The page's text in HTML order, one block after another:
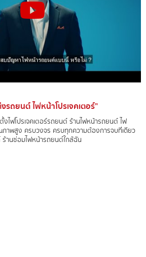
รถยนต์ ไฟหน้าโปรเจคเตอร์”
ไฟโปรเจคเตอร์รถยนต์ ร้านไฟหน้ารถยนต์ ไฟ
ภาพสูง ครบวงจร ครบทุกความต้องการจบที่เดียว
านซ่อมไฟหน้ารถยนต์ใกล้ฉัน